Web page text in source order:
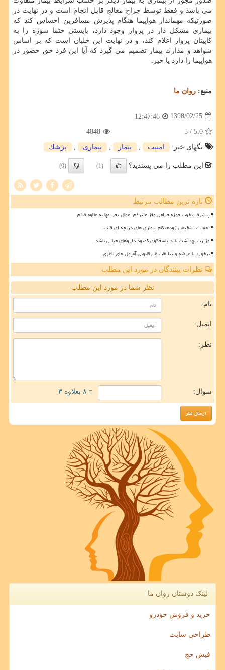
می باشد و فقط توسط جراح معالج قابل انجام است و در نهایت در
صورتیكه مهماندار هواپیما هنگام پذیرش مسافرین احساس كند كه
بیماری مشكل دار در پرواز وجود دارد، بایستی حتما سوژه را به
كاپیتان پرواز اعلام كند، و در نهایت این خلبان است كه بر اساس
شواهد و مدارك بیمار تصمیم می گیرد كه آیا این فرد حق حضور در
هواپیما را دارد یا خیر.
منبع: روان ما
1398/02/25
12:47:46
5.0
/ 5
4848
تگهای خبر:
امنیت بیمار بیماری پزشك
این مطلب را می پسندید؟ (1)
(0)
تازه ترین مطالب مرتبط
پیشرفت خوب حوزه جراحی مغز علیرغم اعمال تحریمها به علاوه فیلم
اهمیت تشخیص زودهنگام بیماری های دریچه ای قلب
وزارت بهداشت باید پاسخگوی کمبود داروهای حیاتی باشد
برخورد با عرضه و تبلیغات غیرقانونی آمپول های لاغری
نظرات بینندگان در مورد این مطلب
نظر شما در مورد این مطلب
نام:
ایمیل:
نظر:
سوال: = ۸ بعلاوه ۳
لینک دوستان روان ما
خرید و فروش خودرو
طراحی سایت
فیش حج